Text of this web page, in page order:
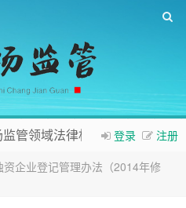
登录 注册
管领域法律相关内容
资企业登记管理办法（2014年修